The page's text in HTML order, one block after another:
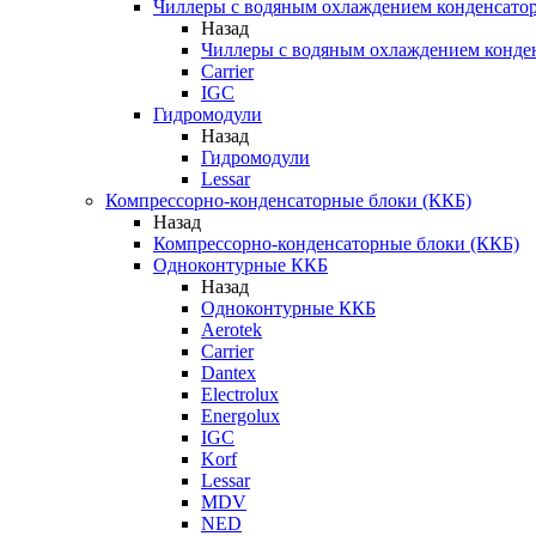
Чиллеры с водяным охлаждением
Назад
Чиллеры с водяным охлаждением
Carrier
IGC
Гидромодули
Назад
Гидромодули
Lessar
Компрессорно-конденсаторные блоки (ККБ)
Назад
Компрессорно-конденсаторные блоки (ККБ)
Одноконтурные ККБ
Назад
Одноконтурные ККБ
Aerotek
Carrier
Dantex
Electrolux
Energolux
IGC
Korf
Lessar
MDV
NED